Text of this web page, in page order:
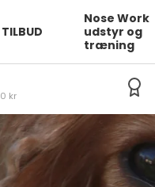
TILBUD
Nose Work
udstyr og
træning
kr